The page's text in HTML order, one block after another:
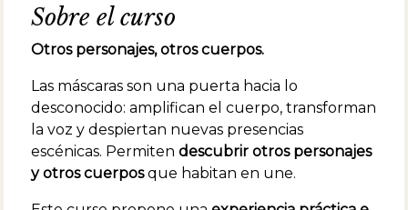
Sobre el curso
Otros personajes, otros cuerpos.
Las máscaras son una puerta hacia lo
desconocido: amplifican el cuerpo, transforman
la voz y despiertan nuevas presencias
escénicas. Permiten descubrir otros personajes
y otros cuerposque habitan en une.